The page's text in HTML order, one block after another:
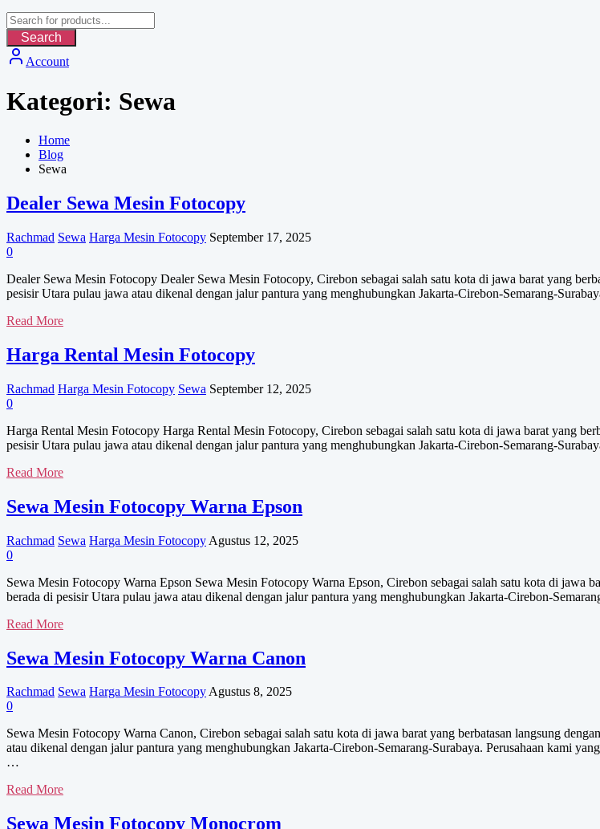
Search
Account
Kategori: Sewa
Home
Blog
Sewa
Dealer Sewa Mesin Fotocopy
Rachmad Sewa Harga Mesin Fotocopy September 17, 2025
0
Dealer Sewa Mesin Fotocopy Dealer Sewa Mesin Fotocopy, Cirebon sebagai salah satu kota di jawa barat yang
pesisir Utara pulau jawa atau dikenal dengan jalur pantura yang menghubungkan Jakarta-Cirebon-Semarang-
Dealer
Mesin
Fotocopy
Read More
Harga Rental Mesin Fotocopy
Rachmad Harga Mesin Fotocopy Sewa September 12, 2025
0
Harga Rental Mesin Fotocopy Harga Rental Mesin Fotocopy, Cirebon sebagai salah satu kota di jawa barat yang
pesisir Utara pulau jawa atau dikenal dengan jalur pantura yang menghubungkan Jakarta-Cirebon-Semarang-
Harga
Mesin
Fotocopy
Read More
Sewa Mesin Fotocopy Warna Epson
Rachmad Sewa Harga Mesin Fotocopy Agustus 12, 2025
0
Sewa Mesin Fotocopy Warna Epson Sewa Mesin Fotocopy Warna Epson, Cirebon sebagai salah satu kota di jawa
berada di pesisir Utara pulau jawa atau dikenal dengan jalur pantura yang menghubungkan Jakarta-Cirebon-
Sewa
Fotocopy
Warna
Read More
Sewa Mesin Fotocopy Warna Canon
Rachmad Sewa Harga Mesin FotocopyAgustus 8, 2025
0
Sewa Mesin Fotocopy Warna Canon, Cirebon sebagai salah satu kota di jawa barat yang berbatasan langsung
atau dikenal dengan jalur pantura yang menghubungkan Jakarta-Cirebon-Semarang-Surabaya. Perusahaan kami
…
Sewa
Fotocopy
Read More
Sewa Mesin Fotocopy Monocrom